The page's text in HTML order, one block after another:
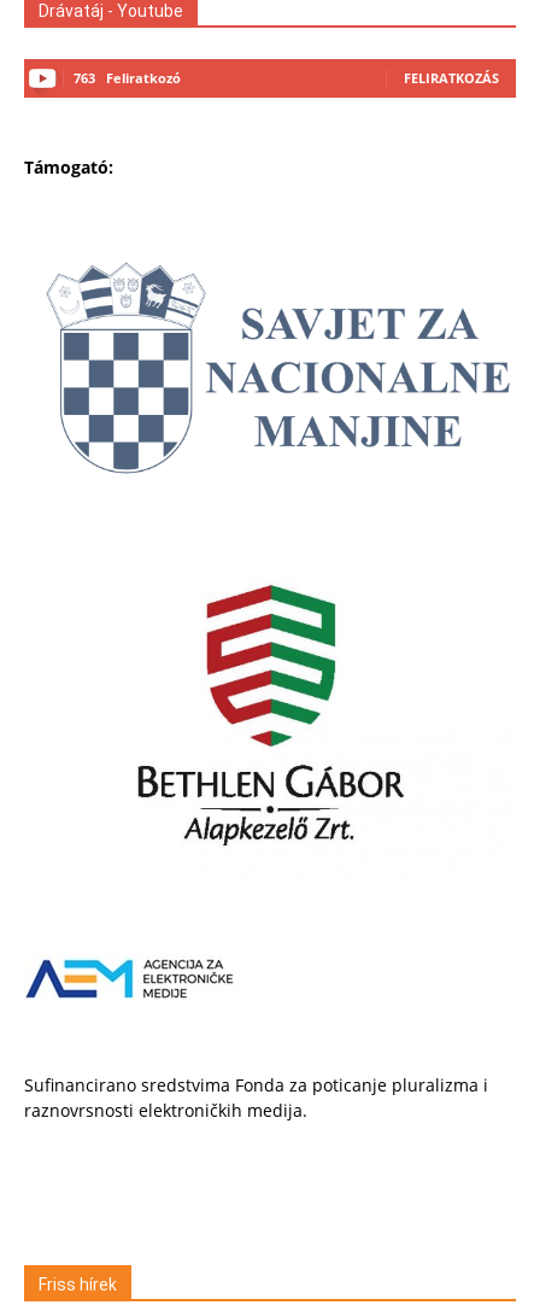
Drávatáj - Youtube
763 Feliratkozó FELIRATKOZÁS
Támogató:
Sufinancirano sredstvima Fonda za poticanje pluralizma i
raznovrsnosti elektroničkih medija.
Friss hírek